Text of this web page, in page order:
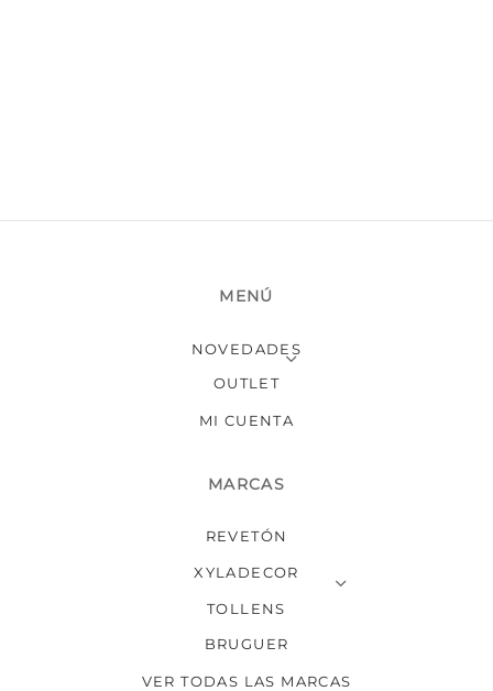
MENÚ
NOVEDADES
OUTLET
MI CUENTA
MARCAS
REVETÓN
XYLADECOR
TOLLENS
BRUGUER
VER TODAS LAS MARCAS